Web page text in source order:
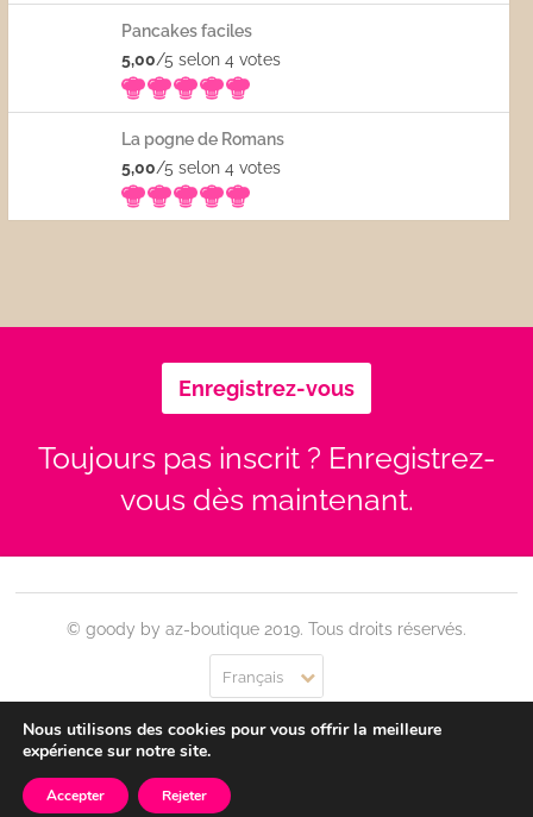
Pancakes faciles
5,00/5 selon 4votes
La pogne de Romans
5,00/5 selon 4votes
Enregistrez-vous
Toujours pas inscrit ? Enregistrez-
vous dès maintenant.
© goody by az-boutique 2019. Tous droits réservés.
Français
Contact Se connecter Confidentialité CGU
Nous utilisons des cookies pour vous offrir la meilleure
expérience sur notre site.
Accepter Rejeter